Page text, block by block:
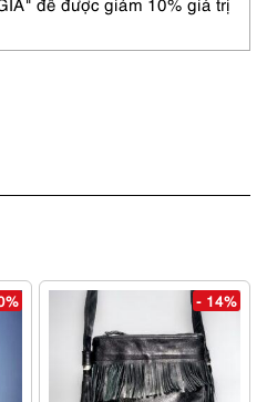
- 14%